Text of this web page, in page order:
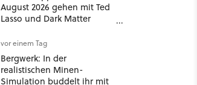
August 2026 gehen mit Ted
Lasso und Dark Matter
Highlights weiter
vor einem Tag
Bergwerk: In der
realistischen Minen-
Simulation buddelt ihr mit